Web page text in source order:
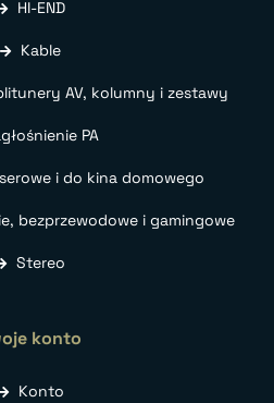
HI-END
Kable
AV, kolumny i zestawy
PA
i do kina domowego
bezprzewodowe i gamingowe
Stereo
konto
Konto